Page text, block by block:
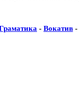
- Вокатив -